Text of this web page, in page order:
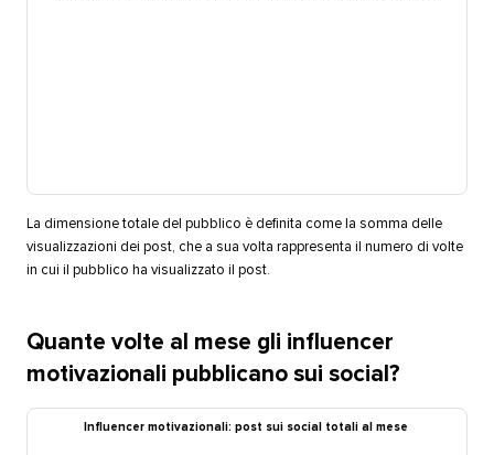
La dimensione totale del pubblico è definita come la somma delle
visualizzazioni dei post, che a sua volta rappresenta il numero di volte
in cui il pubblico ha visualizzato il post.​​
Quante volte al mese gli influencer
motivazionali pubblicano sui social?​​
Influencer motivazionali: post sui social totali al mese​​